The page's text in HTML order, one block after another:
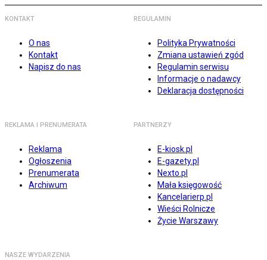
KONTAKT
O nas
Kontakt
Napisz do nas
REGULAMIN
Polityka Prywatności
Zmiana ustawień zgód
Regulamin serwisu
Informacje o nadawcy
Deklaracja dostępności
REKLAMA I PRENUMERATA
Reklama
Ogłoszenia
Prenumerata
Archiwum
PARTNERZY
E-kiosk.pl
E-gazety.pl
Nexto.pl
Mała księgowość
Kancelarierp.pl
Wieści Rolnicze
Życie Warszawy
NASZE WYDARZENIA